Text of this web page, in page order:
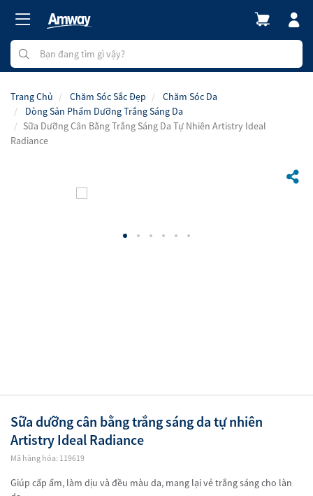
Trang Chủ Chăm Sóc Sắc Đẹp
Chăm Sóc Da
Dòng Sản Phẩm Dưỡng Trắng Sáng Da
Sữa Dưỡng Cân Bằng Trắng Sáng Da Tự Nhiên Artistry Ideal
Radiance
Sữa dưỡng cân bằng trắng sáng da tự nhiên
Artistry Ideal Radiance
Mã hàng hóa: 119619
Giúp cấp ẩm, làm dịu và đều màu da, mang lại vẻ trắng sáng cho làn